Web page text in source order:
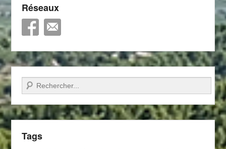
Réseaux
Recherche
Tags